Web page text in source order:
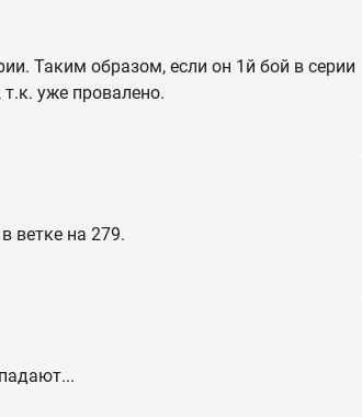
Таким образом, если он 1й бой в серии
уже провалено.
ветке на 279.